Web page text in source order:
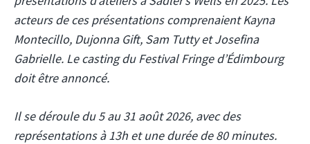
acteurs de ces présentations comprenaient Kayna
Montecillo, Dujonna Gift, Sam Tutty et Josefina
Gabrielle. Le casting du Festival Fringe d’Édimbourg
doit être annoncé.
Il se déroule du 5 au 31 août 2026, avec des
représentations à 13h et une durée de 80 minutes.